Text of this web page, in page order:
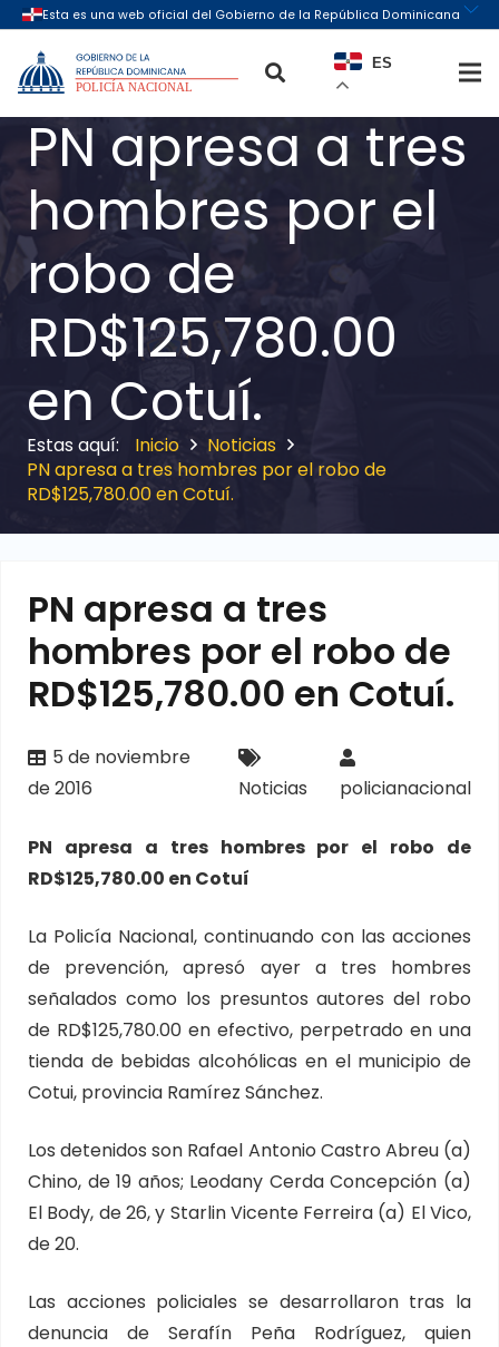
ES
PN apresa a tres
hombres por el
robo de
RD$125,780.00
en Cotuí.
Inicio
Noticias
PN apresa a tres hombres por el robo de
RD$125,780.00 en Cotuí.
PN apresa a tres
hombres por el robo de
RD$125,780.00 en Cotuí.
5 de noviembre
de 2016
Noticias policianacional
PN apresa a tres hombres por el robo de
RD$125,780.00 en Cotuí
La Policía Nacional, continuando con las acciones
de prevención, apresó ayer a tres hombres
señalados como los presuntos autores del robo
de RD$125,780.00 en efectivo, perpetrado en una
tienda de bebidas alcohólicas en el municipio de
Cotui, provincia Ramírez Sánchez.
Los detenidos son Rafael Antonio Castro Abreu (a)
Chino, de 19 años; Leodany Cerda Concepción (a)
El Body, de 26, y Starlin Vicente Ferreira (a) El Vico,
de 20.
Las acciones policiales se desarrollaron tras la
denuncia de Serafín Peña Rodríguez, quien